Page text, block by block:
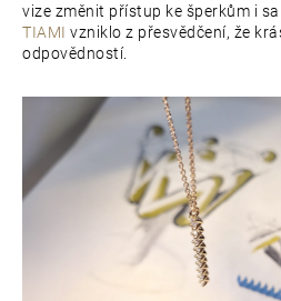
vize změnit přístup ke šperkům i
TIAMI vzniklo z přesvědčení, že
odpovědností.